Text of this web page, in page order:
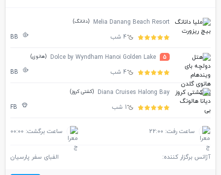
Melia Danang Beach Resort (دانانگ)
4 شب BB
5
Dolce by Wyndham Hanoi Golden Lake (هانوی)
4 شب BB
Diana Cruises Halong Bay (کشتی کروز)
1 شب FB
ساعت رفت: 22:00 ساعت برگشت: 00:00
آژانس برگزار کننده: الفبای سفر پارسیان